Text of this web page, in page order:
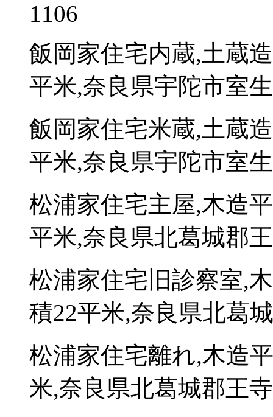
1106
飯岡家住宅内蔵,土蔵
平米,奈良県宇陀市室
飯岡家住宅米蔵,土蔵
平米,奈良県宇陀市室
松浦家住宅主屋,木造
平米,奈良県北葛城郡
松浦家住宅旧診察室,
積22平米,奈良県北葛
松浦家住宅離れ,木造
米,奈良県北葛城郡王